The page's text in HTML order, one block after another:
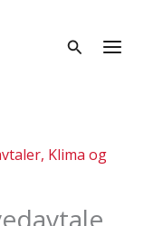
, Klima og